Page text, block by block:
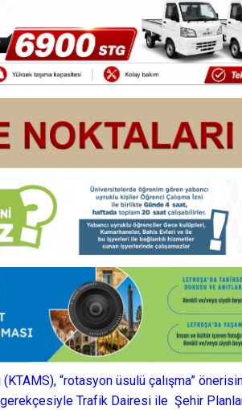
“rotasyon üsulü çalışma”
gerekçesiyle Trafik Dairesi ile Şehir